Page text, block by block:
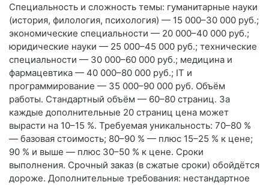
Специальность и сложность темы: гуманитарные науки
(история, филология, психология) — 15 000–30 000 руб.;
экономические специальности — 20 000–40 000 руб.;
юридические науки — 25 000–45 000 руб.; технические
специальности — 30 000–60 000 руб.; медицина и
фармацевтика — 40 000–80 000 руб.; IT и
программирование — 35 000–90 000 руб. Объём
работы. Стандартный объём — 60–80 страниц. За
каждые дополнительные 20 страниц цена может
вырасти на 10–15 %. Требуемая уникальность: 70–80 %
— базовая стоимость; 80–90 % — плюс 15–25 % к цене;
90 % и выше — плюс 30–50 % к цене. Сроки
выполнения. Срочный заказ (в сжатые сроки) обойдётся
дороже. Дополнительные требования: нестандартное